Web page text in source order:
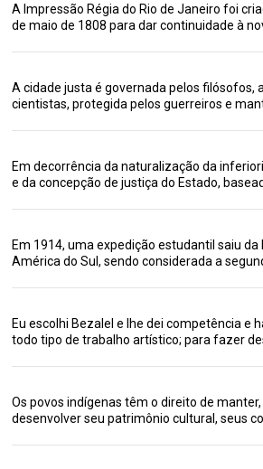
A Impressão Régia do Rio de Janeiro foi
de maio de 1808 para dar continuidade à
A cidade justa é governada pelos filósofos,
cientistas, protegida pelos guerreiros e
Em decorrência da naturalização da
e da concepção de justiça do Estado,
Em 1914, uma expedição estudantil saiu da
América do Sul, sendo considerada a
Eu escolhi Bezalel e lhe dei competência e
todo tipo de trabalho artístico; para fazer
Os povos indígenas têm o direito de
desenvolver seu patrimônio cultural, seus